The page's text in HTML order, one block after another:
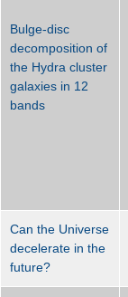
Bulge-disc
decomposition of
the Hydra cluster
galaxies in 12
bands
Can the Universe
decelerate in the
future?